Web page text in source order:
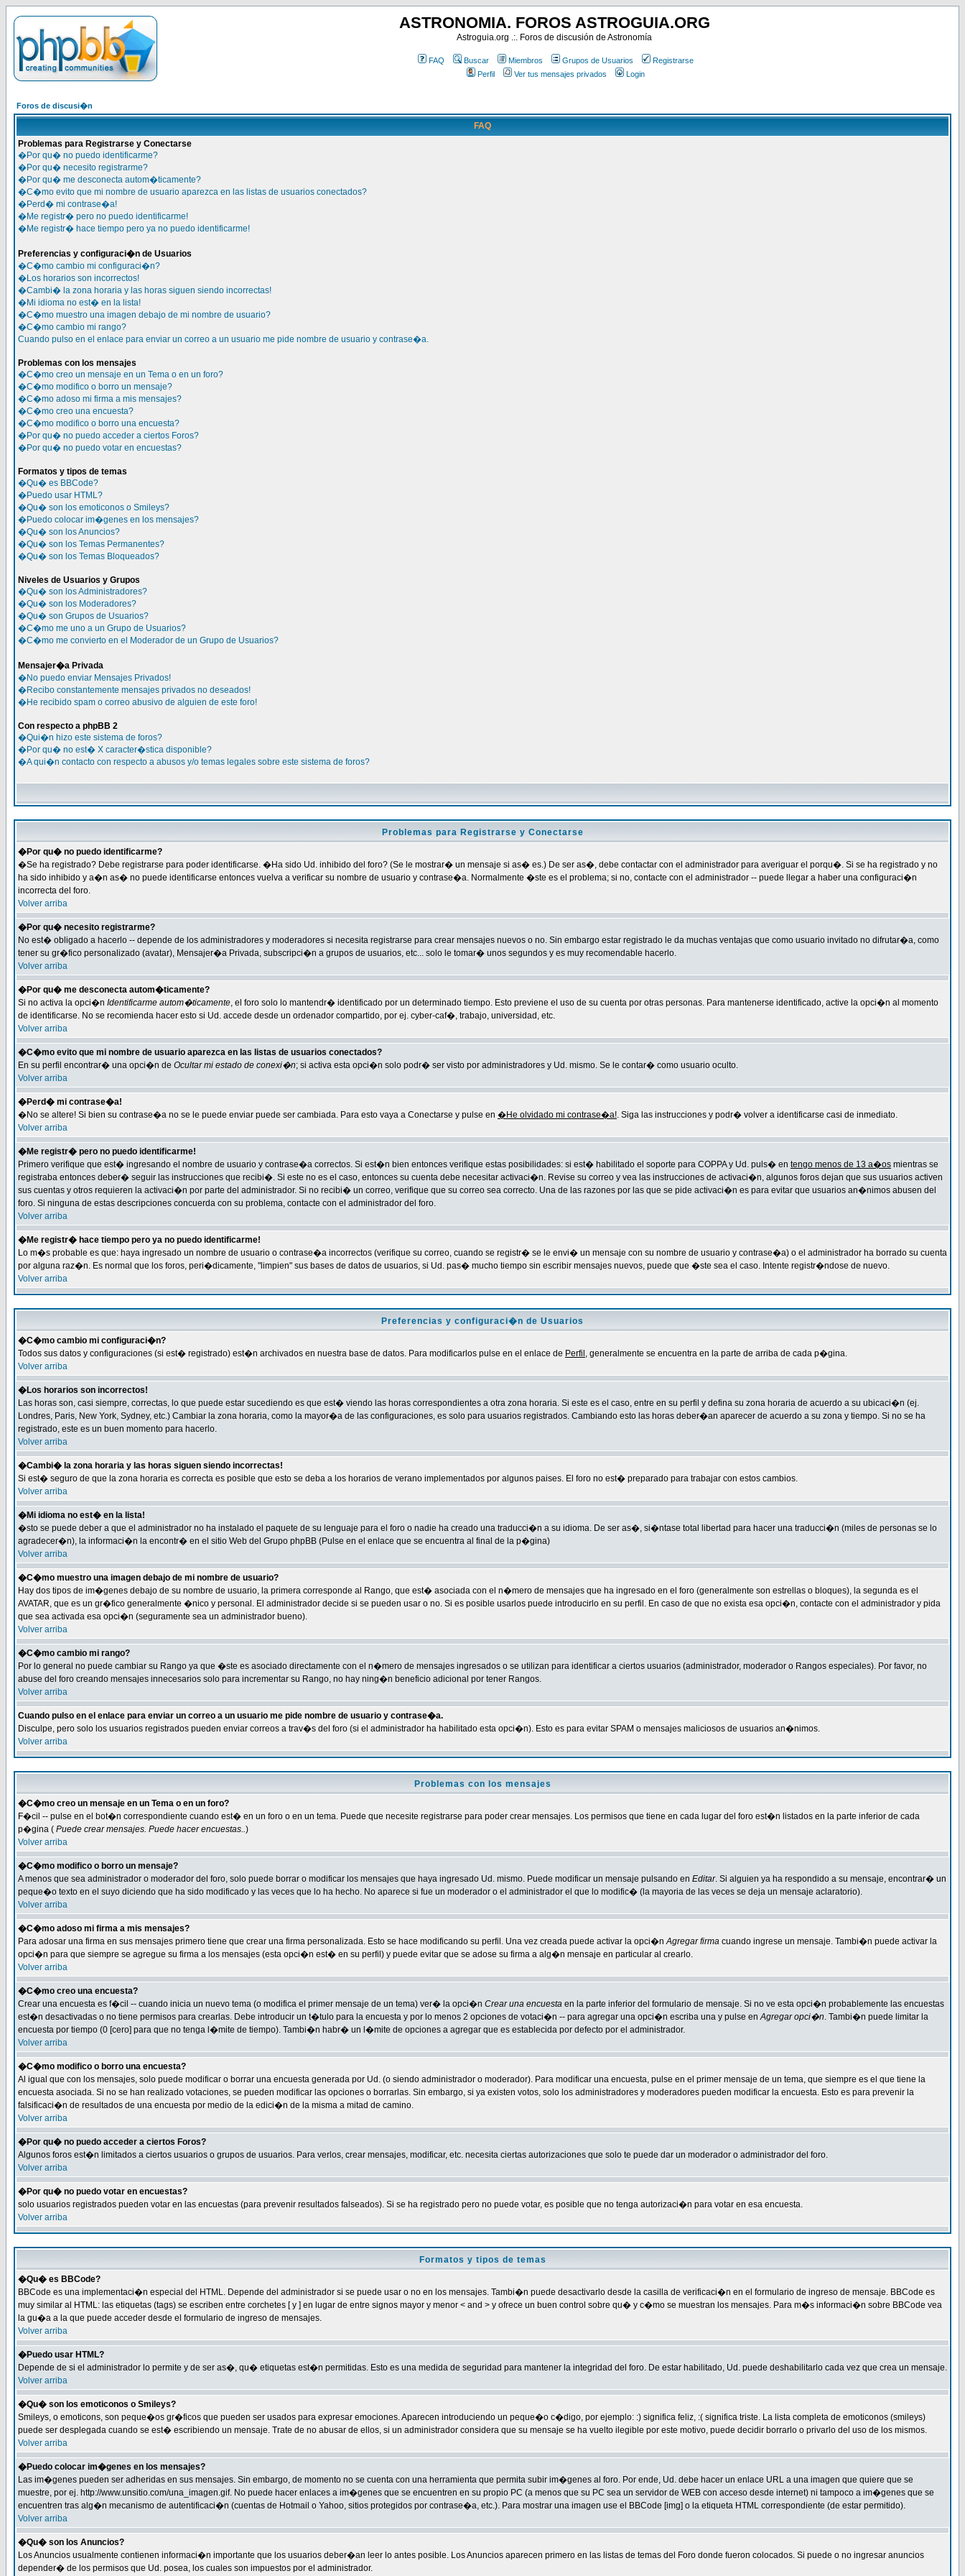
ASTRONOMIA. FOROS ASTROGUIA.ORG
Astroguia.org .:. Foros de discusión de Astronomía
FAQ Buscar Miembros Grupos de Usuarios
Registrarse
Perfil
Ver tus mensajes privados Login
Foros de discusi�n
FAQ
Problemas para Registrarse y Conectarse
�Por qu� no puedo identificarme?
�Por qu� necesito registrarme?
�Por qu� me desconecta autom�ticamente?
�C�mo evito que mi nombre de usuario aparezca en las listas de usuarios conectados?
�Perd� mi contrase�a!
�Me registr� pero no puedo identificarme!
�Me registr� hace tiempo pero ya no puedo identificarme!
Preferencias y configuraci�n de Usuarios
�C�mo cambio mi configuraci�n?
�Los horarios son incorrectos!
�Cambi� la zona horaria y las horas siguen siendo incorrectas!
�Mi idioma no est� en la lista!
�C�mo muestro una imagen debajo de mi nombre de usuario?
�C�mo cambio mi rango?
Cuando pulso en el enlace para enviar un correo a un usuario me pide nombre de usuario y contrase�a.
Problemas con los mensajes
�C�mo creo un mensaje en un Tema o en un foro?
�C�mo modifico o borro un mensaje?
�C�mo adoso mi firma a mis mensajes?
�C�mo creo una encuesta?
�C�mo modifico o borro una encuesta?
�Por qu� no puedo acceder a ciertos Foros?
�Por qu� no puedo votar en encuestas?
Formatos y tipos de temas
�Qu� es BBCode?
�Puedo usar HTML?
�Qu� son los emoticonos o Smileys?
�Puedo colocar im�genes en los mensajes?
�Qu� son los Anuncios?
�Qu� son los Temas Permanentes?
�Qu� son los Temas Bloqueados?
Niveles de Usuarios y Grupos
�Qu� son los Administradores?
�Qu� son los Moderadores?
�Qu� son Grupos de Usuarios?
�C�mo me uno a un Grupo de Usuarios?
�C�mo me convierto en el Moderador de un Grupo de Usuarios?
Mensajer�a Privada
�No puedo enviar Mensajes Privados!
�Recibo constantemente mensajes privados no deseados!
�He recibido spam o correo abusivo de alguien de este foro!
Con respecto a phpBB 2
�Qui�n hizo este sistema de foros?
�Por qu� no est� X caracter�stica disponible?
�A qui�n contacto con respecto a abusos y/o temas legales sobre este sistema de foros?
Problemas para Registrarse y Conectarse
�Por qu� no puedo identificarme?
�Se ha registrado? Debe registrarse para poder identificarse. �Ha sido Ud. inhibido del foro? (Se le mostrar� un mensaje si as� es.) De ser as�, debe contactar con el administrador para averiguar el porqu�. Si se ha registrado y no
ha sido inhibido y a�n as� no puede identificarse entonces vuelva a verificar su nombre de usuario y contrase�a. Normalmente �ste es el problema; si no, contacte con el administrador -- puede llegar a haber una configuraci�n
incorrecta del foro.
Volver arriba
�Por qu� necesito registrarme?
No est� obligado a hacerlo -- depende de los administradores y moderadores si necesita registrarse para crear mensajes nuevos o no. Sin embargo estar registrado le da muchas ventajas que como usuario invitado no difrutar�a, como
tener su gr�fico personalizado (avatar), Mensajer�a Privada, subscripci�n a grupos de usuarios, etc... solo le tomar� unos segundos y es muy recomendable hacerlo.
Volver arriba
�Por qu� me desconecta autom�ticamente?
Si no activa la opci�n Identificarme autom�ticamente, el foro solo lo mantendr� identificado por un determinado tiempo. Esto previene el uso de su cuenta por otras personas. Para mantenerse identificado, active la opci�n al momento
de identificarse. No se recomienda hacer esto si Ud. accede desde un ordenador compartido, por ej. cyber-caf�, trabajo, universidad, etc.
Volver arriba
�C�mo evito que mi nombre de usuario aparezca en las listas de usuarios conectados?
En su perfil encontrar� una opci�n de Ocultar mi estado de conexi�n; si activa esta opci�n solo podr� ser visto por administradores y Ud. mismo. Se le contar� como usuario oculto.
Volver arriba
�Perd� mi contrase�a!
�No se altere! Si bien su contrase�a no se le puede enviar puede ser cambiada. Para esto vaya a Conectarse y pulse en �He olvidado mi contrase�a!. Siga las instrucciones y podr� volver a identificarse casi de inmediato.
Volver arriba
�Me registr� pero no puedo identificarme!
Primero verifique que est� ingresando el nombre de usuario y contrase�a correctos. Si est�n bien entonces verifique estas posibilidades: si est� habilitado el soporte para COPPA y Ud. puls� en tengo menos de 13 a�os mientras se
registraba entonces deber� seguir las instrucciones que recibi�. Si este no es el caso, entonces su cuenta debe necesitar activaci�n. Revise su correo y vea las instrucciones de activaci�n, algunos foros dejan que sus usuarios activen
sus cuentas y otros requieren la activaci�n por parte del administrador. Si no recibi� un correo, verifique que su correo sea correcto. Una de las razones por las que se pide activaci�n es para evitar que usuarios an�nimos abusen del
foro. Si ninguna de estas descripciones concuerda con su problema, contacte con el administrador del foro.
Volver arriba
�Me registr� hace tiempo pero ya no puedo identificarme!
Lo m�s probable es que: haya ingresado un nombre de usuario o contrase�a incorrectos (verifique su correo, cuando se registr� se le envi� un mensaje con su nombre de usuario y contrase�a) o el administrador ha borrado su cuenta
por alguna raz�n. Es normal que los foros, peri�dicamente, "limpien" sus bases de datos de usuarios, si Ud. pas� mucho tiempo sin escribir mensajes nuevos, puede que �ste sea el caso. Intente registr�ndose de nuevo.
Volver arriba
Preferencias y configuraci�n de Usuarios
�C�mo cambio mi configuraci�n?
Todos sus datos y configuraciones (si est� registrado) est�n archivados en nuestra base de datos. Para modificarlos pulse en el enlace de Perfil , generalmente se encuentra en la parte de arriba de cada p�gina.
Volver arriba
�Los horarios son incorrectos!
Las horas son, casi siempre, correctas, lo que puede estar sucediendo es que est� viendo las horas correspondientes a otra zona horaria. Si este es el caso, entre en su perfil y defina su zona horaria de acuerdo a su ubicaci�n (ej.
Londres, Paris, New York, Sydney, etc.) Cambiar la zona horaria, como la mayor�a de las configuraciones, es solo para usuarios registrados. Cambiando esto las horas deber�an aparecer de acuerdo a su zona y tiempo. Si no se ha
registrado, este es un buen momento para hacerlo.
Volver arriba
�Cambi� la zona horaria y las horas siguen siendo incorrectas!
Si est� seguro de que la zona horaria es correcta es posible que esto se deba a los horarios de verano implementados por algunos paises. El foro no est� preparado para trabajar con estos cambios.
Volver arriba
�Mi idioma no est� en la lista!
�sto se puede deber a que el administrador no ha instalado el paquete de su lenguaje para el foro o nadie ha creado una traducci�n a su idioma. De ser as�, si�ntase total libertad para hacer una traducci�n (miles de personas se lo
agradecer�n), la informaci�n la encontr� en el sitio Web del Grupo phpBB (Pulse en el enlace que se encuentra al final de la p�gina)
Volver arriba
�C�mo muestro una imagen debajo de mi nombre de usuario?
Hay dos tipos de im�genes debajo de su nombre de usuario, la primera corresponde al Rango, que est� asociada con el n�mero de mensajes que ha ingresado en el foro (generalmente son estrellas o bloques), la segunda es el
AVATAR, que es un gr�fico generalmente �nico y personal. El administrador decide si se pueden usar o no. Si es posible usarlos puede introducirlo en su perfil. En caso de que no exista esa opci�n, contacte con el administrador y pida
que sea activada esa opci�n (seguramente sea un administrador bueno).
Volver arriba
�C�mo cambio mi rango?
Por lo general no puede cambiar su Rango ya que �ste es asociado directamente con el n�mero de mensajes ingresados o se utilizan para identificar a ciertos usuarios (administrador, moderador o Rangos especiales). Por favor, no
abuse del foro creando mensajes innecesarios solo para incrementar su Rango, no hay ning�n beneficio adicional por tener Rangos.
Volver arriba
Cuando pulso en el enlace para enviar un correo a un usuario me pide nombre de usuario y contrase�a.
Disculpe, pero solo los usuarios registrados pueden enviar correos a trav�s del foro (si el administrador ha habilitado esta opci�n). Esto es para evitar SPAM o mensajes maliciosos de usuarios an�nimos.
Volver arriba
Problemas con los mensajes
�C�mo creo un mensaje en un Tema o en un foro?
F�cil -- pulse en el bot�n correspondiente cuando est� en un foro o en un tema. Puede que necesite registrarse para poder crear mensajes. Los permisos que tiene en cada lugar del foro est�n listados en la parte inferior de cada
p�gina ( Puede crear mensajes. Puede hacer encuestas..)
Volver arriba
�C�mo modifico o borro un mensaje?
A menos que sea administrador o moderador del foro, solo puede borrar o modificar los mensajes que haya ingresado Ud. mismo. Puede modificar un mensaje pulsando en Editar. Si alguien ya ha respondido a su mensaje, encontrar� un
peque�o texto en el suyo diciendo que ha sido modificado y las veces que lo ha hecho. No aparece si fue un moderador o el administrador el que lo modific� (la mayoria de las veces se deja un mensaje aclaratorio).
Volver arriba
�C�mo adoso mi firma a mis mensajes?
Para adosar una firma en sus mensajes primero tiene que crear una firma personalizada. Esto se hace modificando su perfil. Una vez creada puede activar la opci�nAgregar firma cuando ingrese un mensaje. Tambi�n puede activar la
opci�n para que siempre se agregue su firma a los mensajes (esta opci�n est� en su perfil) y puede evitar que se adose su firma a alg�n mensaje en particular al crearlo.
Volver arriba
�C�mo creo una encuesta?
Crear una encuesta es f�cil -- cuando inicia un nuevo tema (o modifica el primer mensaje de un tema) ver� la opci�n Crear una encuesta en la parte inferior del formulario de mensaje. Si no ve esta opci�n probablemente las encuestas
est�n desactivadas o no tiene permisos para crearlas. Debe introducir un t�tulo para la encuesta y por lo menos 2 opciones de votaci�n -- para agregar una opci�n escriba una y pulse enAgregar opci�n. Tambi�n puede limitar la
encuesta por tiempo (0 [cero] para que no tenga l�mite de tiempo). Tambi�n habr� un l�mite de opciones a agregar que es establecida por defecto por el administrador.
Volver arriba
�C�mo modifico o borro una encuesta?
Al igual que con los mensajes, solo puede modificar o borrar una encuesta generada por Ud. (o siendo administrador o moderador). Para modificar una encuesta, pulse en el primer mensaje de un tema, que siempre es el que tiene la
encuesta asociada. Si no se han realizado votaciones, se pueden modificar las opciones o borrarlas. Sin embargo, si ya existen votos, solo los administradores y moderadores pueden modificar la encuesta. Esto es para prevenir la
falsificaci�n de resultados de una encuesta por medio de la edici�n de la misma a mitad de camino.
Volver arriba
�Por qu� no puedo acceder a ciertos Foros?
Algunos foros est�n limitados a ciertos usuarios o grupos de usuarios. Para verlos, crear mensajes, modificar, etc. necesita ciertas autorizaciones que solo te puede dar un moderador o administrador del foro.
Volver arriba
�Por qu� no puedo votar en encuestas?
solo usuarios registrados pueden votar en las encuestas (para prevenir resultados falseados). Si se ha registrado pero no puede votar, es posible que no tenga autorizaci�n para votar en esa encuesta.
Volver arriba
Formatos y tipos de temas
�Qu� es BBCode?
BBCode es una implementaci�n especial del HTML. Depende del administrador si se puede usar o no en los mensajes. Tambi�n puede desactivarlo desde la casilla de verificaci�n en el formulario de ingreso de mensaje. BBCode es
muy similar al HTML: las etiquetas (tags) se escriben entre corchetes [ y ] en lugar de entre signos mayor y menor < and > y ofrece un buen control sobre qu� y c�mo se muestran los mensajes. Para m�s informaci�n sobre BBCode vea
la gu�a a la que puede acceder desde el formulario de ingreso de mensajes.
Volver arriba
�Puedo usar HTML?
Depende de si el administrador lo permite y de ser as�, qu� etiquetas est�n permitidas. Esto es una medida de seguridad para mantener la integridad del foro. De estar habilitado, Ud. puede deshabilitarlo cada vez que crea un mensaje.
Volver arriba
�Qu� son los emoticonos o Smileys?
Smileys, o emoticons, son peque�os gr�ficos que pueden ser usados para expresar emociones. Aparecen introduciendo un peque�o c�digo, por ejemplo: :) significa feliz, :( significa triste. La lista completa de emoticonos (smileys)
puede ser desplegada cuando se est� escribiendo un mensaje. Trate de no abusar de ellos, si un administrador considera que su mensaje se ha vuelto ilegible por este motivo, puede decidir borrarlo o privarlo del uso de los mismos.
Volver arriba
�Puedo colocar im�genes en los mensajes?
Las im�genes pueden ser adheridas en sus mensajes. Sin embargo, de momento no se cuenta con una herramienta que permita subir im�genes al foro. Por ende, Ud. debe hacer un enlace URL a una imagen que quiere que se
muestre, por ej. http://www.unsitio.com/una_imagen.gif. No puede hacer enlaces a im�genes que se encuentren en su propio PC (a menos que su PC sea un servidor de WEB con acceso desde internet) ni tampoco a im�genes que se
encuentren tras alg�n mecanismo de autentificaci�n (cuentas de Hotmail o Yahoo, sitios protegidos por contrase�a, etc.). Para mostrar una imagen use el BBCode [img] o la etiqueta HTML correspondiente (de estar permitido).
Volver arriba
�Qu� son los Anuncios?
Los Anuncios usualmente contienen informaci�n importante que los usuarios deber�an leer lo antes posible. Los Anuncios aparecen primero en las listas de temas del Foro donde fueron colocados. Si puede o no ingresar anuncios
depender� de los permisos que Ud. posea, los cuales son impuestos por el administrador.